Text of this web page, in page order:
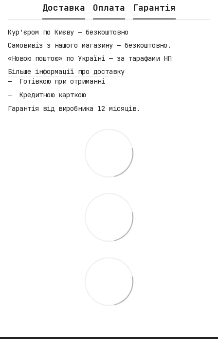
Доставка Оплата Гарантія
Кур'єром по Києву — безкоштовно
Самовивіз з нашого магазину — безкоштовно.
«Новою поштою» по Україні — за тарафами НП
Більше інформації про доставку
Готівкою при отриманні
Кредитною карткою
Гарантія від виробника 12 місяців.